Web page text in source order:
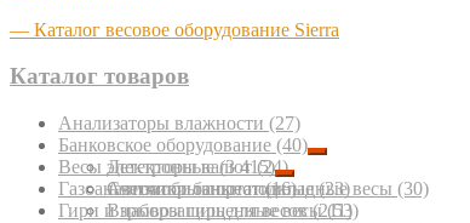
— Каталог весовое оборудование Sierra
Каталог товаров
Анализаторы влажности (27)
Банковское оборудование (40)
Детекторы валют(24)
Счетчики банкнот(16)
Весы электронные(3 415)
Автомобильные подкладные весы (30)
Взрывозащищенные весы(53)
Газоанализаторы портативные(23)
Гири и наборы гирь для весов(211)